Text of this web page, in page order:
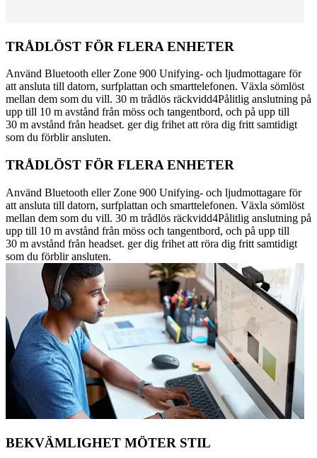
TRÅDLÖST FÖR FLERA ENHETER
Använd Bluetooth eller Zone 900 Unifying- och ljudmottagare för
att ansluta till datorn, surfplattan och smarttelefonen. Växla sömlöst
mellan dem som du vill. 30 m trådlös räckvidd4Pålitlig anslutning på
upp till 10 m avstånd från möss och tangentbord, och på upp till
30 m avstånd från headset. ger dig frihet att röra dig fritt samtidigt
som du förblir ansluten.
TRÅDLÖST FÖR FLERA ENHETER
Använd Bluetooth eller Zone 900 Unifying- och ljudmottagare för
att ansluta till datorn, surfplattan och smarttelefonen. Växla sömlöst
mellan dem som du vill. 30 m trådlös räckvidd4Pålitlig anslutning på
upp till 10 m avstånd från möss och tangentbord, och på upp till
30 m avstånd från headset. ger dig frihet att röra dig fritt samtidigt
som du förblir ansluten.
BEKVÄMLIGHET MÖTER STIL